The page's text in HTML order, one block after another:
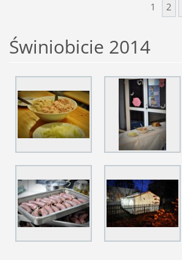
1 2
Świniobicie 2014